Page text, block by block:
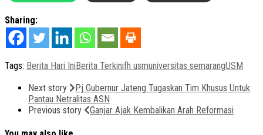
Sharing:
Tags: Berita Hari IniBerita Terkinifh usmuniversitas semarangUSM
Next story
Pj Gubernur Jateng Tugaskan Tim Khusus Untuk
Pantau Netralitas ASN
Previous story
Ganjar Ajak Kembalikan Arah Reformasi